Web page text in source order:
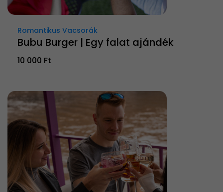
Romantikus Vacsorák
Bubu Burger | Egy falat ajándék
10 000 Ft